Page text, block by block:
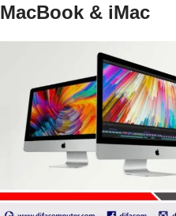
MacBook & iMac